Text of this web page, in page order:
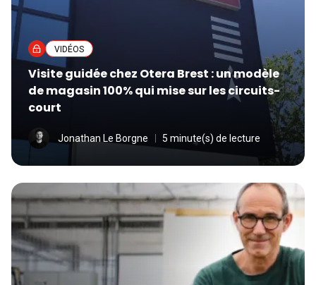
VIDÉOS
Visite guidée chez Otera Brest : un modèle
de magasin 100% qui mise sur les circuits-
court
Jonathan Le Borgne 5 minute(s) de lecture